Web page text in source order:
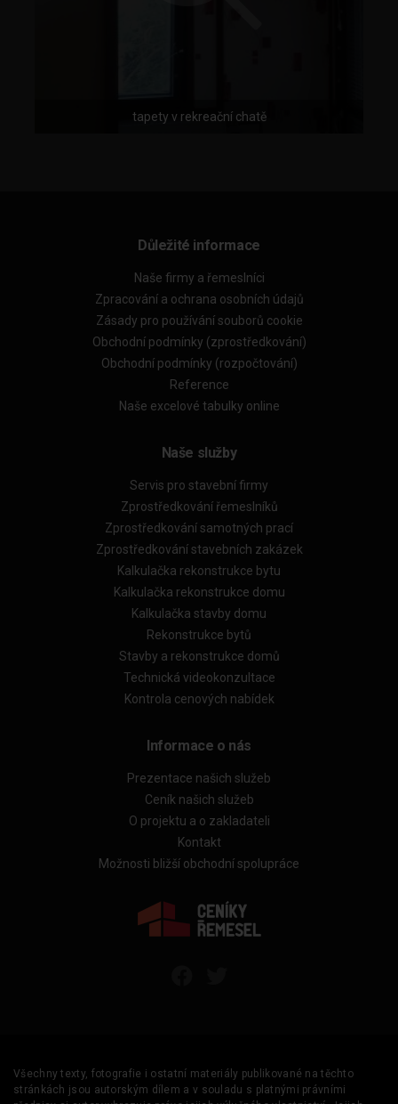
tapety v rekreační chatě
Důležité informace
Naše firmy a řemeslníci
Zpracování a ochrana osobních údajů
Zásady pro používání souborů cookie
Obchodní podmínky (zprostředkování)
Obchodní podmínky (rozpočtování)
Reference
Naše excelové tabulky online
Naše služby
Servis pro stavební firmy
Zprostředkování řemeslníků
Zprostředkování samotných prací
Zprostředkování stavebních zakázek
Kalkulačka rekonstrukce bytu
Kalkulačka rekonstrukce domu
Kalkulačka stavby domu
Rekonstrukce bytů
Stavby a rekonstrukce domů
Technická videokonzultace
Kontrola cenových nabídek
Informace o nás
Prezentace našich služeb
Ceník našich služeb
O projektu a o zakladateli
Kontakt
Možnosti bližší obchodní spolupráce
Všechny texty, fotografie i ostatní materiály publikované na těchto
stránkách jsou autorským dílem a v souladu s platnými právními